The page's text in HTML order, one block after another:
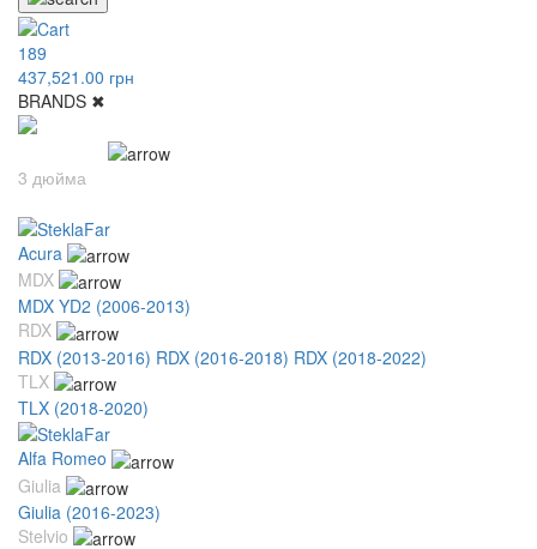
189
437,521.00 грн
BRANDS ✖
3 дюйма
Acura
MDX
MDX YD2 (2006-2013)
RDX
RDX (2013-2016) RDX (2016-2018) RDX (2018-2022)
TLX
TLX (2018-2020)
Alfa Romeo
Giulia
Giulia (2016-2023)
Stelvio